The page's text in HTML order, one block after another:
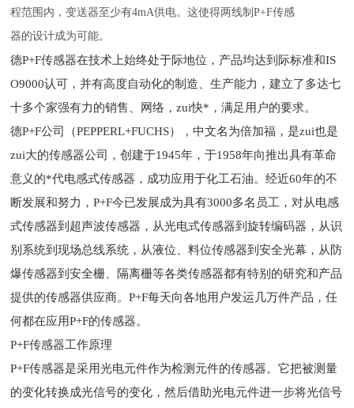
程范围内，变送器至少有4mA供电。这使得两线制P+F传感
器的设计成为可能。
德P+F传感器在技术上始终处于际地位，产品均达到际标准和IS
O9000认可，并有高度自动化的制造、生产能力，建立了多达七
十多个家强有力的销售、网络，zui快*，满足用户的要求。
德P+F公司（PEPPERL+FUCHS），中文名为倍加福，是zui也是
zui大的传感器公司，创建于1945年，于1958年向推出具有革命
意义的*代电感式传感器，成功应用于化工石油。经近60年的不
断发展和努力，P+F今已发展成为具有3000多名员工，对从电感
式传感器到超声波传感器，从光电式传感器到旋转编码器，从识
别系统到现场总线系统，从液位、料位传感器到安全光幕，从防
爆传感器到安全栅、隔离栅等各类传感器都有特别的研究和产品
提供的传感器供应商。P+F每天向各地用户发运几万件产品，任
何都在应用P+F的传感器。
P+F传感器工作原理
P+F传感器是采用光电元件作为检测元件的传感器。它把被测量
的变化转换成光信号的变化，然后借助光电元件进一步将光信号